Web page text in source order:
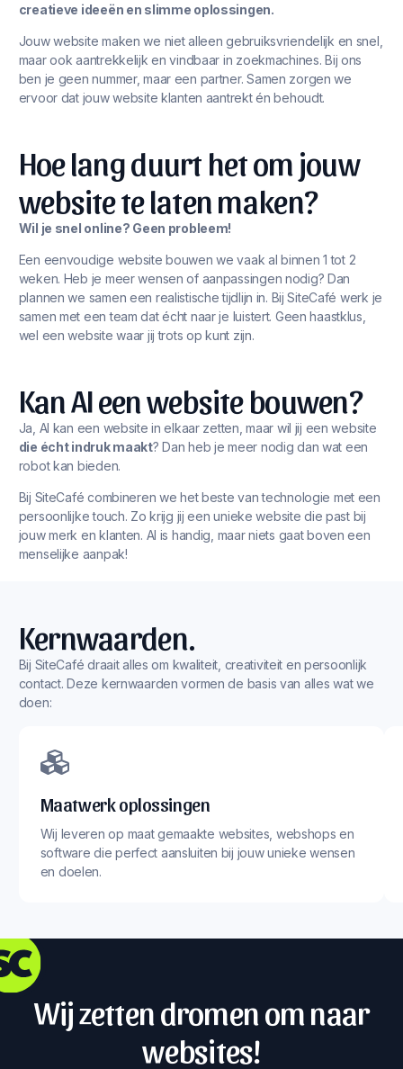
creatieve ideeën en slimme oplossingen.
Jouw website maken we niet alleen gebruiksvriendelijk en snel,
maar ook aantrekkelijk en vindbaar in zoekmachines. Bij ons
ben je geen nummer, maar een partner. Samen zorgen we
ervoor dat jouw website klanten aantrekt én behoudt.
Hoe lang duurt het om jouw
website te laten maken?
Wil je snel online? Geen probleem!
Een eenvoudige website bouwen we vaak al binnen 1 tot 2
weken. Heb je meer wensen of aanpassingen nodig? Dan
plannen we samen een realistische tijdlijn in. Bij SiteCafé werk je
samen met een team dat écht naar je luistert. Geen haastklus,
wel een website waar jij trots op kunt zijn.
Kan AI een website bouwen?
Ja, AI kan een website in elkaar zetten, maar wil jij een website
die écht indruk maakt? Dan heb je meer nodig dan wat een
robot kan bieden.
Bij SiteCafé combineren we het beste van technologie met een
persoonlijke touch. Zo krijg jij een unieke website die past bij
jouw merk en klanten. AI is handig, maar niets gaat boven een
menselijke aanpak!
Kernwaarden.
Bij SiteCafé draait alles om kwaliteit, creativiteit en persoonlijk
contact. Deze kernwaarden vormen de basis van alles wat we
doen:
Maatwerk oplossingen
Wij leveren op maat gemaakte websites, webshops en
software die perfect aansluiten bij jouw unieke wensen
en doelen.
Wij zetten dromen om naar
websites!